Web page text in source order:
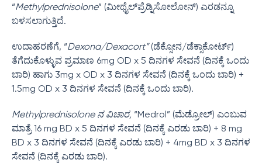
“Methylprednisolone” (ಮೀಥೈಲ್‌ಪ್ರೆಡ್ನಿಸೋಲೋನ್) ಎರಡನ್ನೂ
ಬಳಸಲಾಗುತ್ತಿದೆ.
ಉದಾಹರಣೆಗೆ, “Dexona/Dexacort”(ಡೆಕ್ಸೋನ/ಡೆಕ್ಸಾಕೋರ್ಟ್)
ತೆಗೆದುಕೊಳ್ಳುವ ಪ್ರಮಾಣ 6mg OD x 5 ದಿನಗಳ ಸೇವನೆ (ದಿನಕ್ಕೆ ಒಂದು
ಬಾರಿ) ಹಾಗು 3mg x OD x 3 ದಿನಗಳ ಸೇವನೆ (ದಿನಕ್ಕೆ ಒಂದು ಬಾರಿ) +
1.5mg OD x 3 ದಿನಗಳ ಸೇವನೆ (ದಿನಕ್ಕೆ ಒಂದು ಬಾರಿ).
Methylprednisolone ನ ವಿಚಾರ, “Medrol” (ಮೆಡ್ರೋಲ್) ಎಂಬುವ
ಮಾತ್ರೆ 16 mg BD x 5 ದಿನಗಳ ಸೇವನೆ (ದಿನಕ್ಕೆ ಎರಡು ಬಾರಿ) + 8 mg
BD x 3 ದಿನಗಳ ಸೇವನೆ (ದಿನಕ್ಕೆ ಎರಡು ಬಾರಿ) + 4mg BD x 3 ದಿನಗಳ
ಸೇವನೆ (ದಿನಕ್ಕೆ ಎರಡು ಬಾರಿ).